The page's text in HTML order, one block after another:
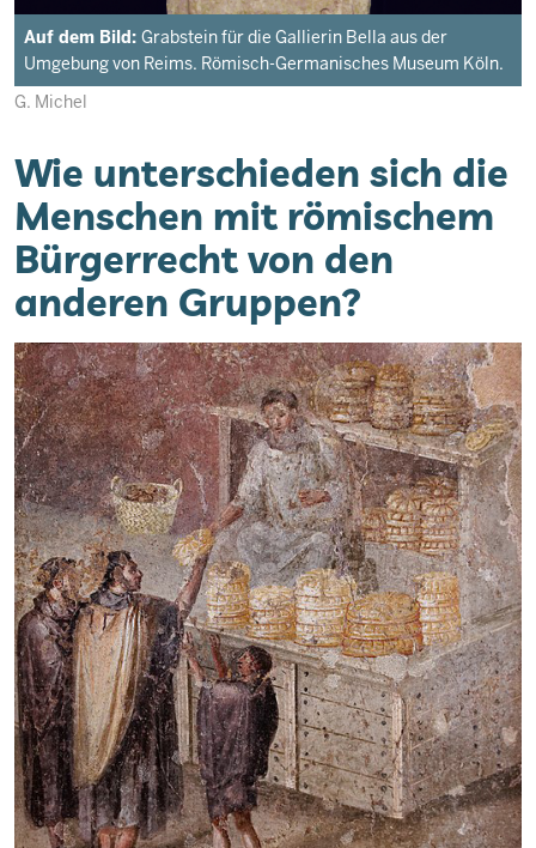
Auf dem Bild: Grabstein für die Gallierin Bella aus der
Umgebung von Reims. Römisch-Germanisches Museum Köln.
G. Michel
Wie unterschieden sich die
Menschen mit römischem
Bürgerrecht von den
anderen Gruppen?